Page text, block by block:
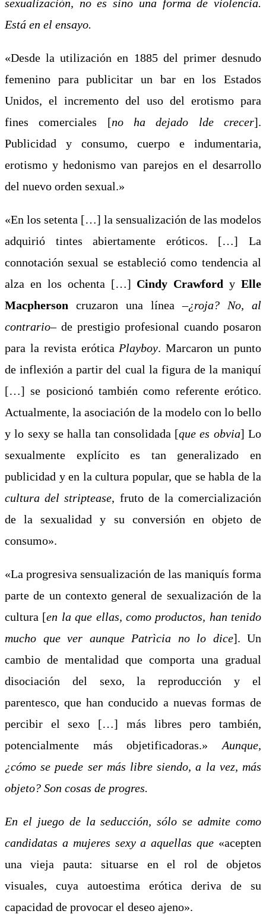
sexualización, no es sino una forma de violencia.
Está en el ensayo.
«Desde la utilización en 1885 del primer desnudo
femenino para publicitar un bar en los Estados
Unidos, el incremento del uso del erotismo para
fines comerciales [no ha dejado lde crecer].
Publicidad y consumo, cuerpo e indumentaria,
erotismo y hedonismo van parejos en el desarrollo
del nuevo orden sexual.»
«En los setenta […] la sensualización de las modelos
adquirió tintes abiertamente eróticos. […] La
connotación sexual se estableció como tendencia al
alza en los ochenta […] Cindy Crawfordy Elle
Macpherson cruzaron una línea–¿roja? No, al
contrario– de prestigio profesional cuando posaron
para la revista erótica Playboy. Marcaron un punto
de inflexión a partir del cual la figura de la maniquí
[…] se posicionó también como referente erótico.
Actualmente, la asociación de la modelo con lo bello
y lo sexy se halla tan consolidada [que es obvia] Lo
sexualmente explícito es tan generalizado en
publicidad y en la cultura popular, que se habla de la
cultura del striptease, fruto de la comercialización
de la sexualidad y su conversión en objeto de
consumo».
«La progresiva sensualización de las maniquís forma
parte de un contexto general de sexualización de la
cultura [en la que ellas, como productos, han tenido
mucho que ver aunque Patrìcia no lo dice]. Un
cambio de mentalidad que comporta una gradual
disociación del sexo, la reproducción y el
parentesco, que han conducido a nuevas formas de
percibir el sexo […] más libres pero también,
potencialmente más objetificadoras.» Aunque,
¿cómo se puede ser más libre siendo, a la vez, más
objeto? Son cosas de progres.
En el juego de la seducción, sólo se admite como
candidatas a mujeres sexy a aquellas que «acepten
una vieja pauta: situarse en el rol de objetos
visuales, cuya autoestima erótica deriva de su
capacidad de provocar el deseo ajeno».